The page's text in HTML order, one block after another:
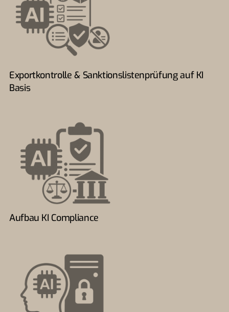
Exportkontrolle & Sanktionslistenprüfung auf KI
Basis
Aufbau KI Compliance